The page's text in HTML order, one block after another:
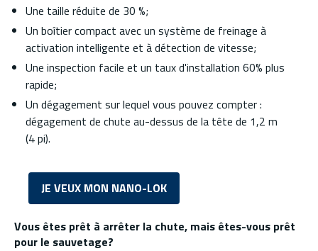
Une taille réduite de 30 %;
Un boîtier compact avec un système de freinage à
activation intelligente et à détection de vitesse;
Une inspection facile et un taux d'installation 60% plus
rapide;
Un dégagement sur lequel vous pouvez compter :
dégagement de chute au-dessus de la tête de 1,2 m
(4 pi).
JE VEUX MON NANO-LOK
Vous êtes prêt à arrêter la chute, mais êtes-vous prêt
pour le sauvetage?